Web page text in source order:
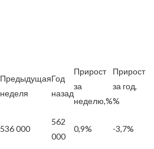
Предыдущая
неделя
Год
назад
Прирост
за
неделю,%
Прирост
за год,
%
536 000
562
000
0,9% -3,7%